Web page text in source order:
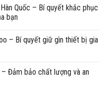
Quốc – Bí quyết khắc phục
bạn
– Bí quyết giữ gìn thiết bị gia
Đảm bảo chất lượng và an